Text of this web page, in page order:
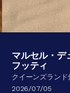
マルセル・デ
フッティ
クイーンズラン
2026/07/05